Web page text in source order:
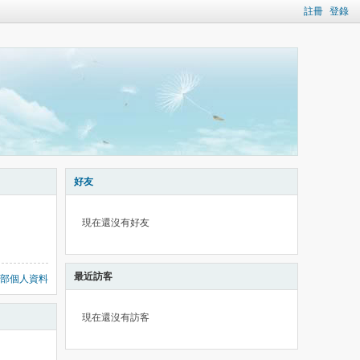
註冊 登錄
個人資料
好友
現在還沒有好友
最近訪客
現在還沒有訪客